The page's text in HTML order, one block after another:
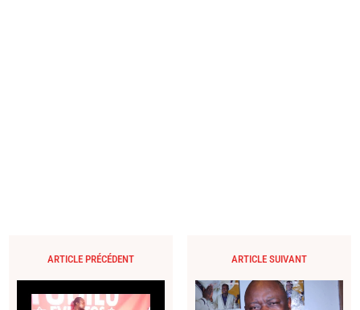
ARTICLE PRÉCÉDENT ARTICLE SUIVANT